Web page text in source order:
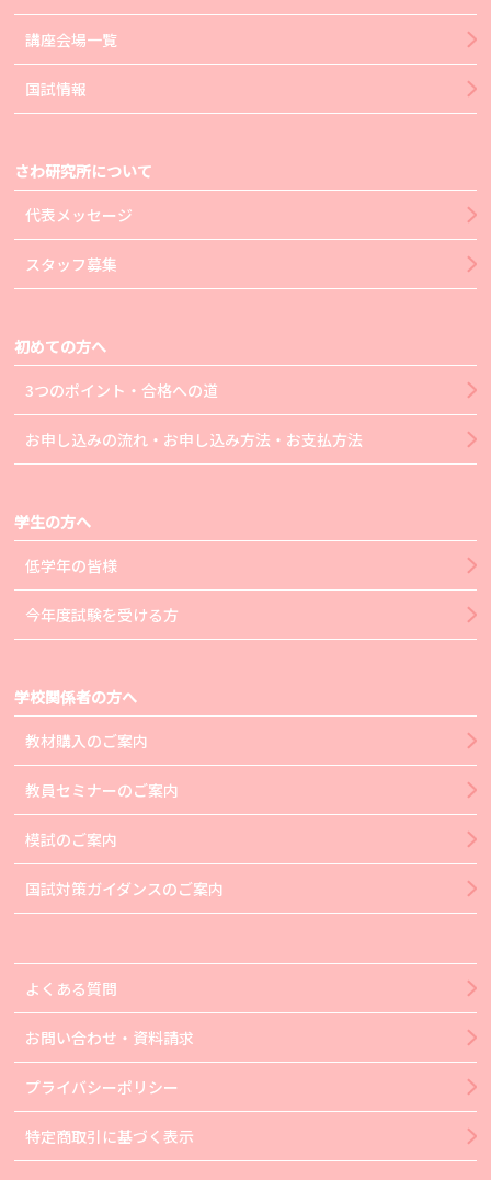
講座会場一覧
国試情報
さわ研究所について
代表メッセージ
スタッフ募集
初めての方へ
3つのポイント・合格への道
お申し込みの流れ・お申し込み方法・お支払方法
学生の方へ
低学年の皆様
今年度試験を受ける方
学校関係者の方へ
教材購入のご案内
教員セミナーのご案内
模試のご案内
国試対策ガイダンスのご案内
よくある質問
お問い合わせ・資料請求
プライバシーポリシー
特定商取引に基づく表示